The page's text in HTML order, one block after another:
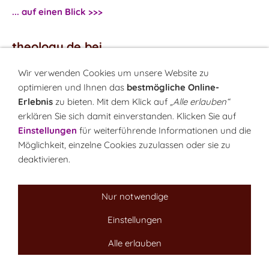
... auf einen Blick >>>
theology.de bei
...Facebook
...Twitter
Monatsrätsel
Rätseln & Gewinnen!
LINK-Hinweis
Über unsKontakt
Wir verwenden Cookies um unsere Website zu
optimieren und Ihnen das bestmögliche Online-
Erlebnis zu bieten. Mit dem Klick auf „Alle erlauben“
erklären Sie sich damit einverstanden. Klicken Sie auf
Einstellungen für weiterführende Informationen und die
Möglichkeit, einzelne Cookies zuzulassen oder sie zu
deaktivieren.
Nur notwendige
Einstellungen
Alle erlauben